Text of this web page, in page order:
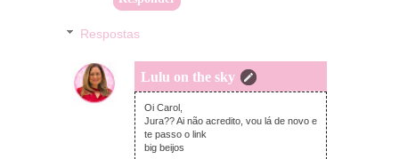
Respostas
Lulu on the sky
quinta-feira, dezembro 04, 2014
Oi Carol,
Jura?? Ai não acredito, vou lá de novo e
te passo o link
big beijos